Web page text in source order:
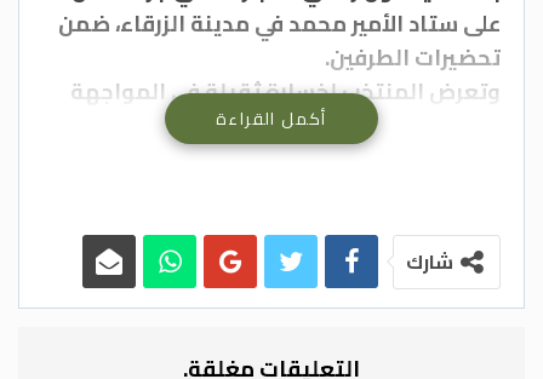
على ستاد الأمير محمد في مدينة الزرقاء، ضمن
تحضيرات الطرفين.
وتعرض المنتخب لخسارة ثقيلة في المواجهة
الأولى يوم الاثنين الماضي من المنافس ذاته
بنتيجة وصلت إلى سبعة أهداف دون مقابل، ما
سوء وحالة المنتخب في الآونة الأخيرة.
ودفعت المديرة الفنية للمنتخب الوطني أسيل
بربراوي في بداية اللقاء بتشكيلة مكونة من
ريحانة سليمان، جيدا كمال، جنان الصاحب، ميرا
أكمل القراءة
شارك
التعليقات مغلقة.